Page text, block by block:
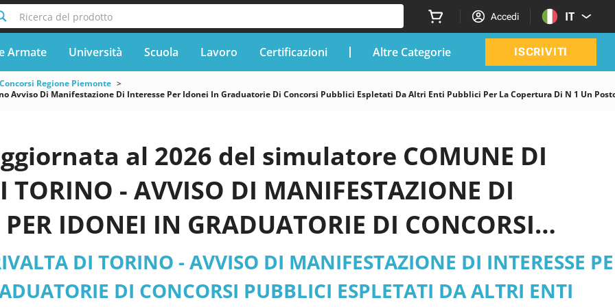
Ricerca del prodotto Accedi IT
Armate Università Scuola Lavoro Certificazioni Altre Categorie ISCRIVITI
Concorsi Regione Piemonte
Avviso Di Manifestazione Di Interesse Per Idonei In Graduatorie Di Concorsi Pubblici Espletati Da Altri Enti Pubblici Per La Copertura Di N 1 Un
al 2026 del simulatore COMUNE DI
TORINO - AVVISO DI MANIFESTAZIONE DI
PER IDONEI IN GRADUATORIE DI CONCORSI
DA ALTRI ENTI PUBBLICI PER LA
DI N. 1 (UN) POSTO DI ESPERTO TECNICO- AREA
DI TORINO - AVVISO DI MANIFESTAZIONE DI INTERESSE
DI CONCORSI PUBBLICI ESPLETATI DA ALTRI ENTI